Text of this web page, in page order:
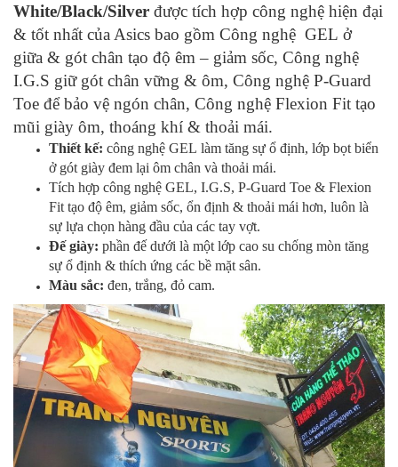
White/Black/Silver được tích hợp công nghệ hiện đại
& tốt nhất của Asics bao gồm Công nghệ GEL ở
giữa & gót chân tạo độ êm – giảm sốc, Công nghệ
I.G.S giữ gót chân vững & ôm, Công nghệ P-Guard
Toe để bảo vệ ngón chân, Công nghệ Flexion Fit tạo
mũi giày ôm, thoáng khí & thoải mái.
Thiết kế: công nghệ GEL làm tăng sự ổ định, lớp bọt biển
ở gót giày đem lại ôm chân và thoải mái.
Tích hợp công nghệ GEL, I.G.S, P-Guard Toe & Flexion
Fit tạo độ êm, giảm sốc, ổn định & thoải mái hơn, luôn là
sự lựa chọn hàng đầu của các tay vợt.
Đế giày: phần đế dưới là một lớp cao su chống mòn tăng
sự ổ định & thích ứng các bề mặt sân.
Màu sắc: đen, trắng, đỏ cam.